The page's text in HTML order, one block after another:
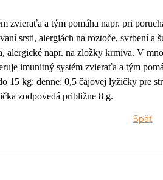
zvieraťa a tým pomáha napr. pri
srsti, alergiách na roztoče, svrbení
napr. na zložky krmiva. V
imunitný systém zvieraťa a tým
15 kg: denne: 0,5 čajovej lyžičky pre
zodpovedá približne 8 g.
Späť